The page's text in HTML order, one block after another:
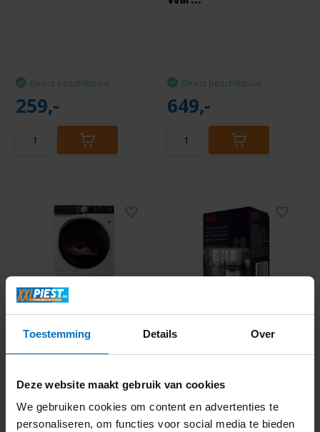
Toestemming Details Over
Deze website maakt gebruik van cookies
We gebruiken cookies om content en advertenties te
personaliseren, om functies voor social media te bieden
Direct beschikbaar
259,-
Direct beschikbaar
649,-
AEG TR979M8CS 9000
Serie AbsoluteCare Pl...
beschikbaarheid
Performance Kit
Direct beschikbaar